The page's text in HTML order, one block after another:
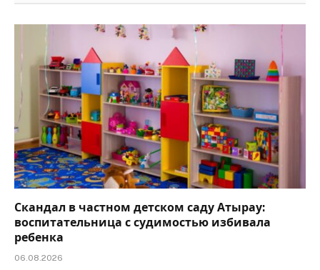
Скандал в частном детском саду Атырау:
воспитательница с судимостью избивала
ребенка
06.08.2026